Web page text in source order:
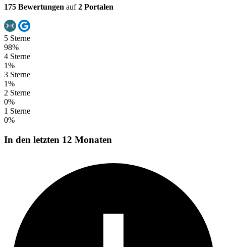
175 Bewertungen auf2 Portalen
5 Sterne
98%
4 Sterne
1%
3 Sterne
1%
2 Sterne
0%
1 Sterne
0%
In den letzten 12 Monaten